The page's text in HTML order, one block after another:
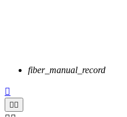
fiber_manual_record

